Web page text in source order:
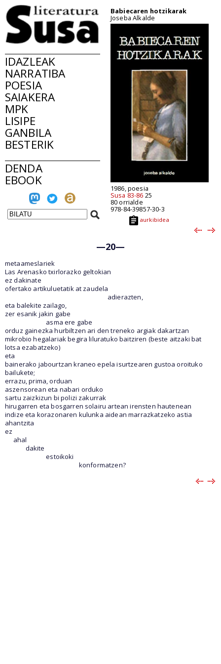
IDAZLEAK
NARRATIBA
POESIA
SAIAKERA
MPK
LISIPE
GANBILA
BESTERIK
DENDA
EBOOK
Babiecaren hotzikarak
Joseba Alkalde
1986, poesia
Susa 83-86 25
80 orrialde
978-84-39857-30-3
aurkibidea
—20—
metaameslariek
Las Arenasko txirlorazko geltokian
ez dakinate
ofertako artikuluetatik at zaudela
adierazten,
eta balekite zailago,
zer esanik jakin gabe
asma ere gabe
orduz gainezka hurbiltzen ari den treneko argiak dakartzan
mikrobio hegalariak begira liluratuko baitziren (beste aitzaki bat
lotsa ezabatzeko)
eta
bainerako jabourtzan kraneo epela isurtzearen gustoa oroituko
bailukete;
errazu, prima, orduan
aszensorean eta nabari orduko
sartu zaizkizun bi polizi zakurrak
hirugarren eta bosgarren solairu artean irensten hautenean
indize eta korazonaren kulunka aidean marrazkatzeko astia
ahantzita
ez
ahal
dakite
estoikoki
konformatzen?